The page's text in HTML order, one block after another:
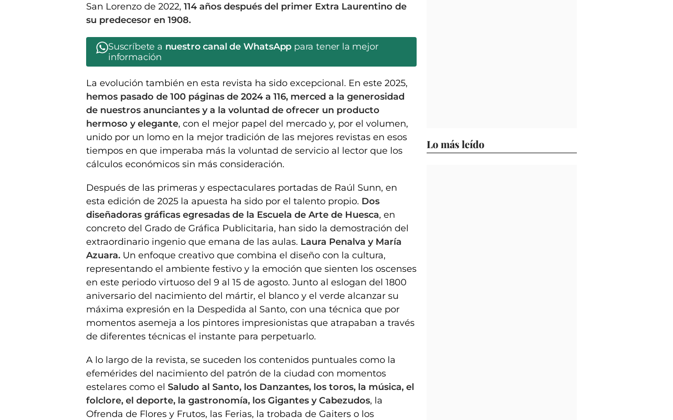
San Lorenzo de 2022, 114 años después del primer Extra Laurentino de
su predecesor en 1908.
Suscríbete a nuestro canal de WhatsApp para tener la mejor
información
La evolución también en esta revista ha sido excepcional. En este 2025,
hemos pasado de 100 páginas de 2024 a 116, merced a la generosidad
de nuestros anunciantes y a la voluntad de ofrecer un producto
hermoso y elegante, con el mejor papel del mercado y, por el volumen,
unido por un lomo en la mejor tradición de las mejores revistas en esos
tiempos en que imperaba más la voluntad de servicio al lector que los
cálculos económicos sin más consideración.
Después de las primeras y espectaculares portadas de Raúl Sunn, en
esta edición de 2025 la apuesta ha sido por el talento propio. Dos
diseñadoras gráficas egresadas de la Escuela de Arte de Huesca, en
concreto del Grado de Gráfica Publicitaria, han sido la demostración del
extraordinario ingenio que emana de las aulas. Laura Penalva y María
Azuara. Un enfoque creativo que combina el diseño con la cultura,
representando el ambiente festivo y la emoción que sienten los oscenses
en este periodo virtuoso del 9 al 15 de agosto. Junto al eslogan del 1800
aniversario del nacimiento del mártir, el blanco y el verde alcanzar su
máxima expresión en la Despedida al Santo, con una técnica que por
momentos asemeja a los pintores impresionistas que atrapaban a través
de diferentes técnicas el instante para perpetuarlo.
A lo largo de la revista, se suceden los contenidos puntuales como la
efemérides del nacimiento del patrón de la ciudad con momentos
estelares como el Saludo al Santo, los Danzantes, los toros, la música, el
folclore, el deporte, la gastronomía, los Gigantes y Cabezudos, la
Ofrenda de Flores y Frutos, las Ferias, la trobada de Gaiters o los
Lo más leído